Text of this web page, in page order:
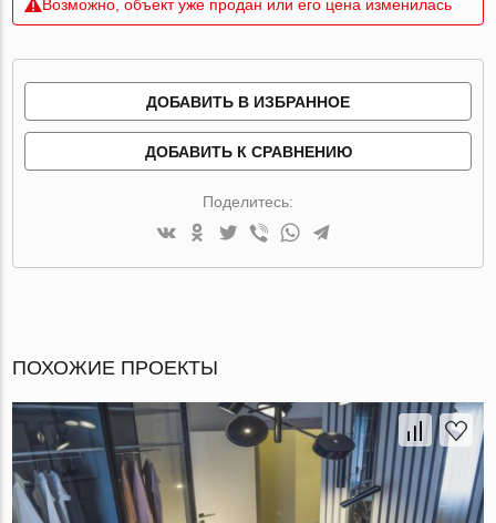
Возможно, объект уже продан или его цена изменилась
ДОБАВИТЬ В ИЗБРАННОЕ
ДОБАВИТЬ К СРАВНЕНИЮ
Поделитесь:
ПОХОЖИЕ ПРОЕКТЫ